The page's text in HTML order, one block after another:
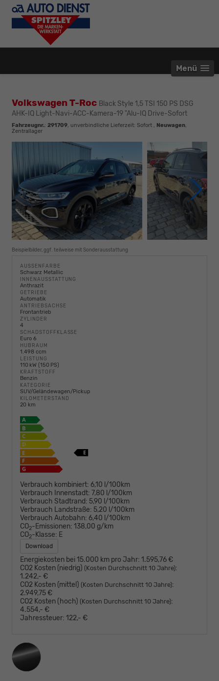
Menü
Volkswagen T-Roc Black Style 1,5 TSI 150 PS DSG
AHK-IQ Light-Navi-ACC-Kamera-19 "Alu-IQ Drive-Sofort
Fahrzeugnr.: 291709, unverbindliche Lieferzeit: Sofort , Neuwagen,
Zentrallager
Beispielbilder, ggf. teilweise mit Sonderausstattung
AUSSENFARBE
Schwarz Metallic
INNENAUSSTATTUNG
Anthrazit
GETRIEBE
Automatik
ANTRIEBSACHSE
Frontantrieb
ZYLINDER
4
SCHADSTOFFKLASSE
Euro 6
HUBRAUM
1.498 ccm
LEISTUNG
110 kW (150 PS)
KRAFTSTOFF
Benzin
KATEGORIE
SUV/Geländewagen/Pickup
KILOMETERSTAND
20 km
Verbrauch kombiniert: 6,10 l/100km
Verbrauch Innenstadt: 7,80 l/100km
Verbrauch Stadtrand: 5,90 l/100km
Verbrauch Landstraße: 5,20 l/100km
Verbrauch Autobahn: 6,40 l/100km
CO2-Emissionen: 138,00 g/km
CO2-Klasse: E
Download
Energiekosten bei 15.000 km pro Jahr: 1.595,76 €
CO2 Kosten (niedrig) (Kosten Durchschnitt 10 Jahre):
1.242,- €
CO2 Kosten (mittel) (Kosten Durchschnitt 10 Jahre):
2.949,75 €
CO2 Kosten (hoch) (Kosten Durchschnitt 10 Jahre):
4.554,- €
Jahressteuer: 122,- €